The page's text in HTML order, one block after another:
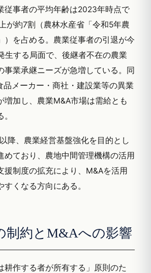
従事者の平均年齢は2023年時点で
が約7割（農林水産省「令和5年農
）を占める。農業従事者の引退が今
生する局面で、後継者不在の農業
事業承継ニーズが急増している。同
品メーカー・商社・建設業等の異業
増加し、農業M&A市場は需給とも
降、農業経営基盤強化を目的とし
めており、農地中間管理機構の活用
援制度の拡充により、M&Aを活用
すくなる方向にある。
制約とM&Aへの影響
耕作する者が所有する」原則のた